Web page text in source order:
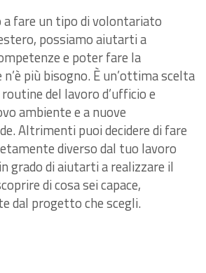
a fare un tipo di volontariato
possiamo aiutarti a
e poter fare la
più bisogno. È un’ottima scelta
del lavoro d’ufficio e
ambiente e a nuove
Altrimenti puoi decidere di fare
diverso dal tuo lavoro
grado di aiutarti a realizzare il
di cosa sei capace,
dal progetto che scegli.